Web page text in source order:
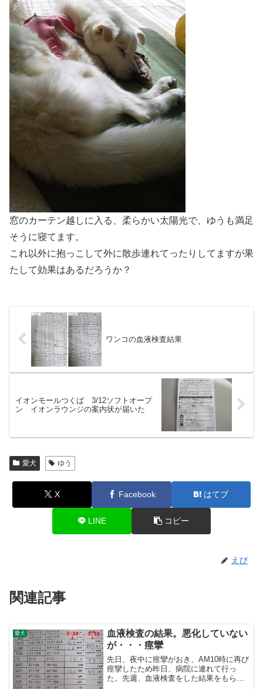
窓のカーテン越しに入る、柔らかい太陽光で、ゆうも満足
そうに寝てます。
これ以外に抱っこして外に散歩連れてったりしてますが果
たして効果はあるだろうか？
ワンコの血液検査結果
イオンモールつくば 3/12ソフトオープ
ン イオンラウンジの案内状が届いた
愛犬 ゆう
X Facebook はてブ
LINE コピー
えび
関連記事
愛犬
血液検査の結果。悪化していない
が・・・痙攣
先日、夜中に痙攣がおき、AM10時に再び
痙攣したため昨日、病院に連れて行っ
た。先週、血液検査をした結果をもらっ